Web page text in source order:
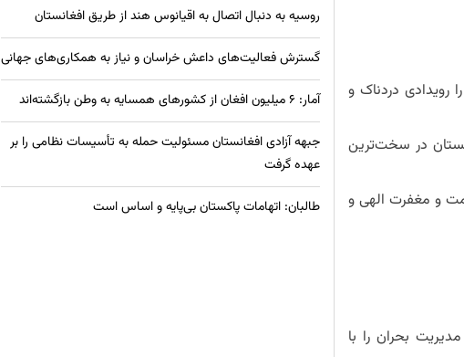
رویدادی دردناک و
در سخت‌ترین
و مغفرت الهی و
بحران را با
روسیه به دنبال اتصال به اقیانوس هند از طریق افغانستان
گسترش فعالیت‌های داعش خراسان و نیاز به همکاری‌های جهانی
آمار: ۶ میلیون افغان از کشورهای همسایه به وطن بازگشته‌اند
جبهه آزادی افغانستان مسئولیت حمله به تأسیسات نظامی را بر
عهده گرفت
طالبان: اتهامات پاکستان بی‌پایه و اساس است